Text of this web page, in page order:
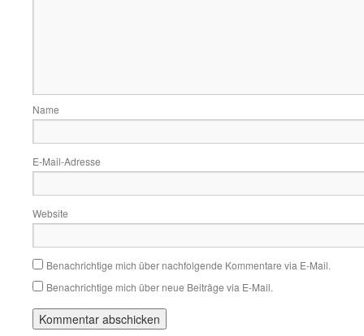
Name
E-Mail-Adresse
Website
Benachrichtige mich über nachfolgende Kommentare via E-Mail.
Benachrichtige mich über neue Beiträge via E-Mail.